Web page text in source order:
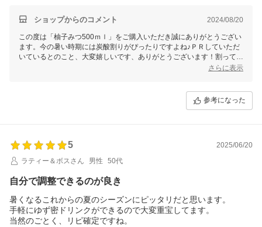
ショップからのコメント 2024/08/20
この度は「柚子みつ500ｍｌ」をご購入いただき誠にありがとうござい
ます。今の暑い時期には炭酸割りがぴったりですよね♪ＰＲしていただ
いているとのこと、大変嬉しいです、ありがとうございます！割って飲
むほか、お料理にもお使いいただけますので、様々な用途でお試しくだ
さらに表示
参考になった
5
2025/06/20
ラティー＆ボスさん
男性 50代
自分で調整できるのが良き
暑くなるこれからの夏のシーズンにピッタリだと思います。
手軽にゆず密ドリンクができるので大変重宝してます。
当然のごとく、リピ確定ですね。